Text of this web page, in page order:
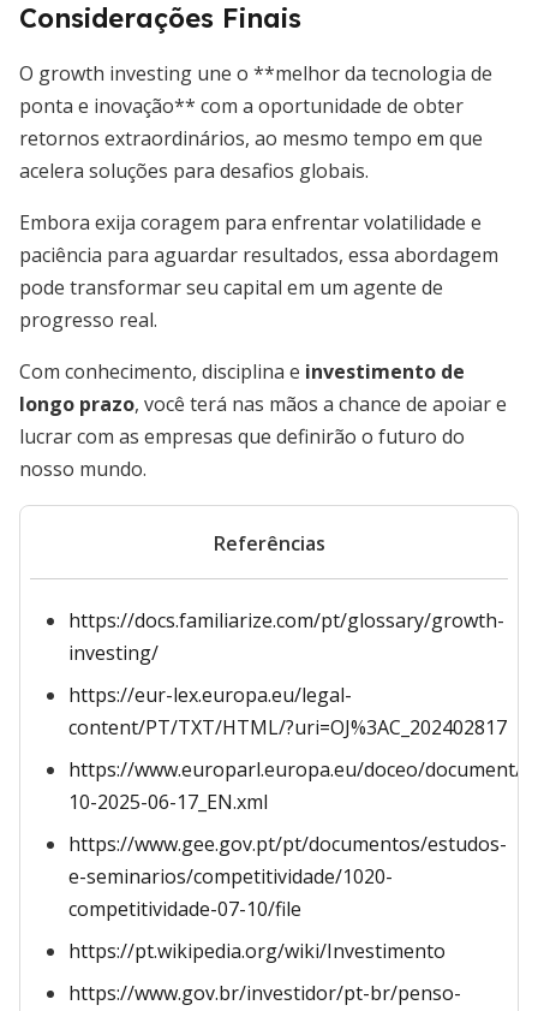
Considerações Finais
O growth investing une o **melhor da tecnologia de
ponta e inovação** com a oportunidade de obter
retornos extraordinários, ao mesmo tempo em que
acelera soluções para desafios globais.
Embora exija coragem para enfrentar volatilidade e
paciência para aguardar resultados, essa abordagem
pode transformar seu capital em um agente de
progresso real.
Com conhecimento, disciplina e investimento de
longo prazo, você terá nas mãos a chance de apoiar e
lucrar com as empresas que definirão o futuro do
nosso mundo.
Referências
https://docs.familiarize.com/pt/glossary/growth-
investing/
https://eur-lex.europa.eu/legal-
content/PT/TXT/HTML/?uri=OJ%3AC_202402817
https://www.europarl.europa.eu/doceo/document/
10-2025-06-17_EN.xml
https://www.gee.gov.pt/pt/documentos/estudos-
e-seminarios/competitividade/1020-
competitividade-07-10/file
https://pt.wikipedia.org/wiki/Investimento
https://www.gov.br/investidor/pt-br/penso-